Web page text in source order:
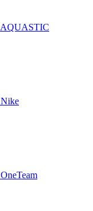
AQUASTIC
Nike
OneTeam